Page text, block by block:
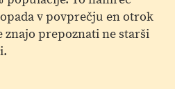
v povprečju en otrok
znajo prepoznati ne starši